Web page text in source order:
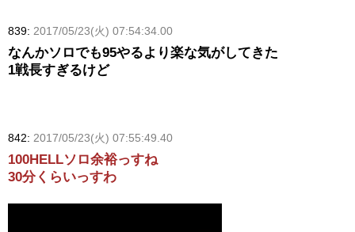
839: 2017/05/23(火) 07:54:34.00
なんかソロでも95やるより楽な気がしてきた
1戦長すぎるけど
842: 2017/05/23(火) 07:55:49.40
100HELLソロ余裕っすね
30分くらいっすわ